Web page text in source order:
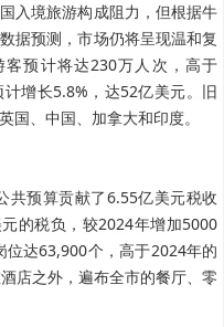
入境旅游构成阻力，但根据牛
据预测，市场仍将呈现温和复
预计将达230万人次，高于
增长5.8%，达52亿美元。旧
国、中国、加拿大和印度。
共预算贡献了6.55亿美元税收
的税负，较2024年增加5000
达63,900个，高于2024年的
店之外，遍布全市的餐厅、零